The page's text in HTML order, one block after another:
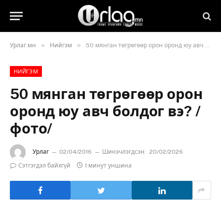
Урлаг.мн » Нийгэм » 50 мянган төгрөгөөр орон оронд юу авч болдог вэ? /фото/
НИЙГЭМ
50 мянган төгрөгөөр орон
оронд юу авч болдог вэ? /
фото/
Урлаг 02/04/2016 Шинэчлэгдсэн: 20/02/2026
Сэтгэгдэл байхгүй
1 минут уншина